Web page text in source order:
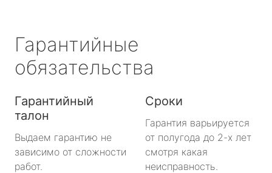
Гарантийные
обязательства
Гарантийный
талон
Выдаем гарантию не
зависимо от сложности
работ.
Сроки
Гарантия варьируется
от полугода до 2-х лет
смотря какая
неисправность.